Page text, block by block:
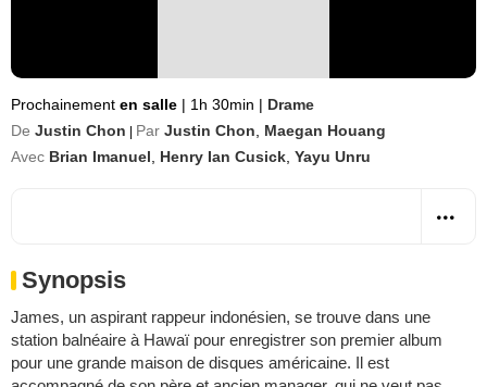
Prochainement en salle | 1h 30min | Drame
De Justin Chon Par Justin Chon
Maegan Houang
Avec Brian Imanuel Henry Ian Cusick Yayu Unru
Synopsis
James, un aspirant rappeur indonésien, se trouve dans une
station balnéaire à Hawaï pour enregistrer son premier album
pour une grande maison de disques américaine. Il est